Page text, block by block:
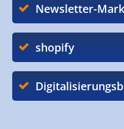
Newsletter-
shopify